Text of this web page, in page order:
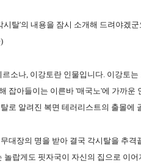
탈'의 내용을 잠시 소개해 드려야겠
소나, 이강토란 인물입니다. 이강토
잡아들이는 이른바 '매국노'에 가까운
로 알려진 복면 테러리스트의 출몰에
대장의 명을 받아 결국 각시탈을 추
놀랍게도 핏자국이 자신의 집으로 이